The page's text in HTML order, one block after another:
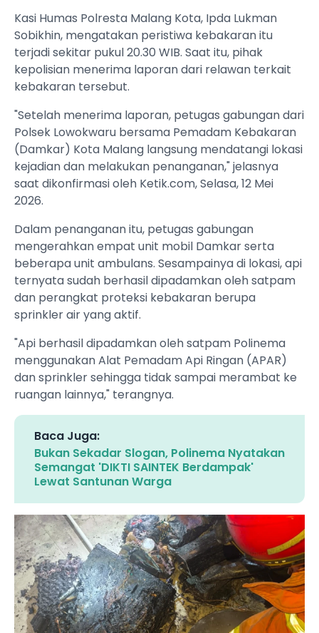
Kasi Humas Polresta Malang Kota, Ipda Lukman
Sobikhin, mengatakan peristiwa kebakaran itu
terjadi sekitar pukul 20.30 WIB. Saat itu, pihak
kepolisian menerima laporan dari relawan terkait
kebakaran tersebut.
"Setelah menerima laporan, petugas gabungan dari
Polsek Lowokwaru bersama Pemadam Kebakaran
(Damkar) Kota Malang langsung mendatangi lokasi
kejadian dan melakukan penanganan," jelasnya
saat dikonfirmasi oleh Ketik.com, Selasa, 12 Mei
2026.
Dalam penanganan itu, petugas gabungan
mengerahkan empat unit mobil Damkar serta
beberapa unit ambulans. Sesampainya di lokasi, api
ternyata sudah berhasil dipadamkan oleh satpam
dan perangkat proteksi kebakaran berupa
sprinkler air yang aktif.
"Api berhasil dipadamkan oleh satpam Polinema
menggunakan Alat Pemadam Api Ringan (APAR)
dan sprinkler sehingga tidak sampai merambat ke
ruangan lainnya," terangnya.
Baca Juga:
Bukan Sekadar Slogan, Polinema Nyatakan
Semangat 'DIKTI SAINTEK Berdampak'
Lewat Santunan Warga